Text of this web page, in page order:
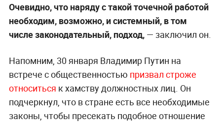
Очевидно, что наряду с такой точечной работой
необходим, возможно, и системный, в том
числе законодательный, подход,— заключил он.
Напомним, 30 января Владимир Путин на
встрече с общественностью призвал строже
относиться к хамству должностных лиц. Он
подчеркнул, что в стране есть все необходимые
законы, чтобы пресекать подобное отношение